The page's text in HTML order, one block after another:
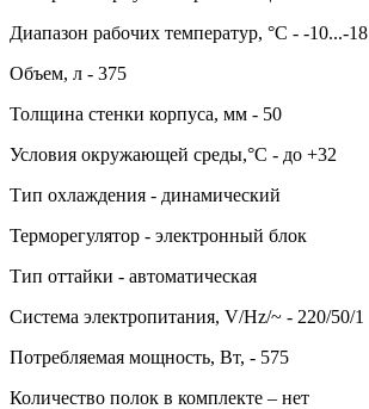
Диапазон рабочих температур, °C - -10...-18
Объем, л - 375
Толщина стенки корпуса, мм - 50
Условия окружающей среды,°C - до +32
Тип охлаждения - динамический
Терморегулятор - электронный блок
Тип оттайки - автоматическая
Система электропитания, V/Hz/~ - 220/50/1
Потребляемая мощность, Вт, - 575
Количество полок в комплекте – нет